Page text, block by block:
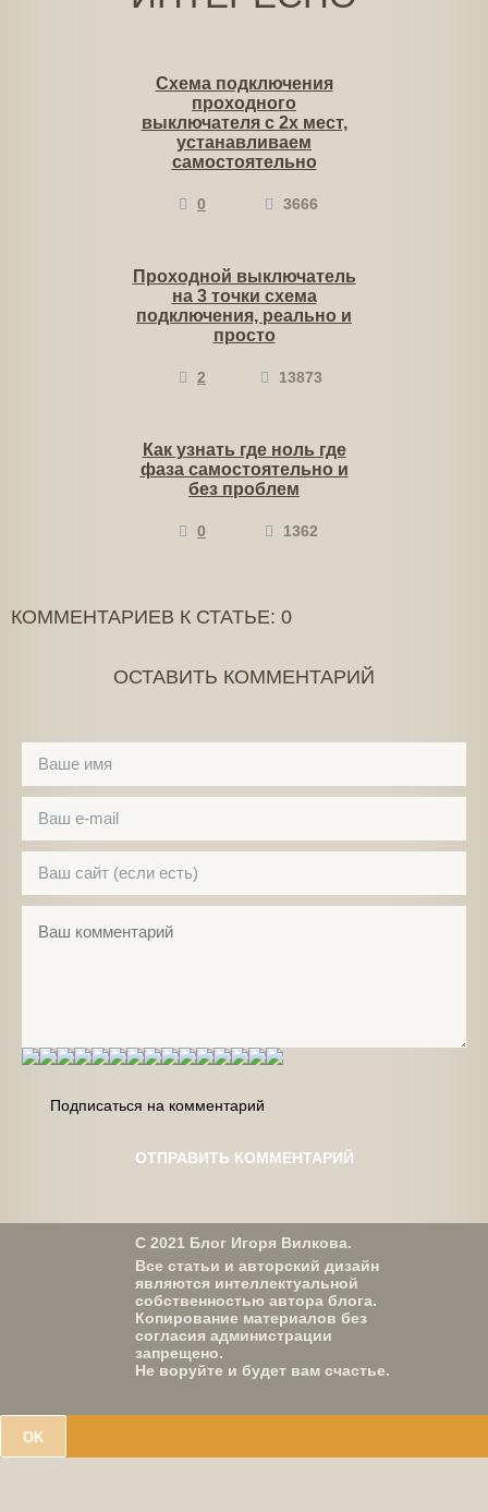
Схема подключения
проходного
выключателя с 2х мест,
устанавливаем
самостоятельно
0 3666
Проходной выключатель
на 3 точки схема
подключения, реально и
просто
2 13873
Как узнать где ноль где
фаза самостоятельно и
без проблем
0 1362
КОММЕНТАРИЕВ К СТАТЬЕ: 0
ОСТАВИТЬ КОММЕНТАРИЙ
Подписаться на комментарий
С 2021 Блог Игоря Вилкова.
Все статьи и авторский дизайн
являются интеллектуальной
собственностью автора блога.
Копирование материалов без
согласия администрации
запрещено.
Не воруйте и будет вам счастье.
OK